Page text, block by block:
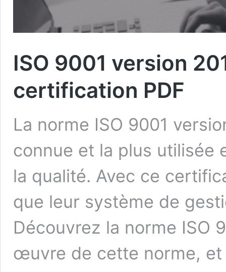
ISO 9001 version
certification PDF
La norme ISO 9001
connue et la plus utilisée
la qualité. Avec ce
que leur système de
Découvrez la norme ISO
œuvre de cette norme, et